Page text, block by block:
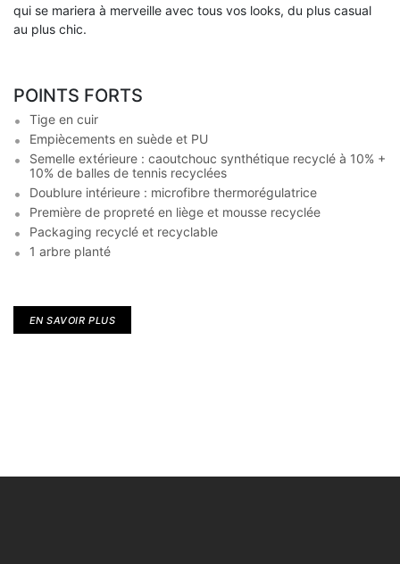
qui se mariera à merveille avec tous vos looks, du plus casual
au plus chic.
POINTS FORTS
Tige en cuir
Empiècements en suède et PU
Semelle extérieure : caoutchouc synthétique recyclé à 10% +
10% de balles de tennis recyclées
Doublure intérieure : microfibre thermorégulatrice
Première de propreté en liège et mousse recyclée
Packaging recyclé et recyclable
1 arbre planté
EN SAVOIR PLUS